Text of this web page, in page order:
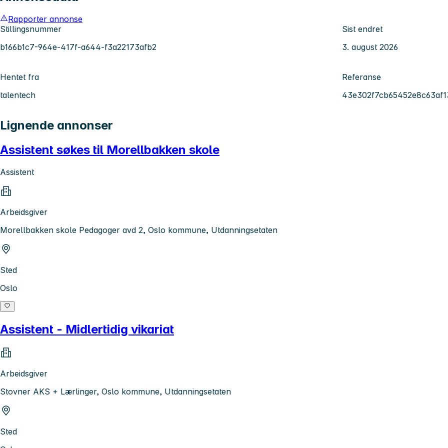
Rapporter annonse
Stillingsnummer
b166b1c7-964e-417f-a644-f3a22173afb2
Sist endret
3. august 2026
Hentet fra
talentech
Referanse
Lignende annonser
Assistent søkes til Morellbakken skole
Assistent
Arbeidsgiver
Morellbakken skole Pedagoger avd 2, Oslo kommune, Utdanningsetaten
Sted
Oslo
Assistent - Midlertidig vikariat
Arbeidsgiver
Stovner AKS + Lærlinger, Oslo kommune, Utdanningsetaten
Sted